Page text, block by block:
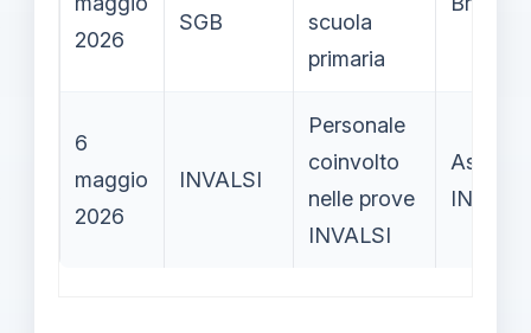
2026
SGB
scuola
primaria
6
maggio
2026
INVALSI
Personale
coinvolto
nelle prove
INVALSI